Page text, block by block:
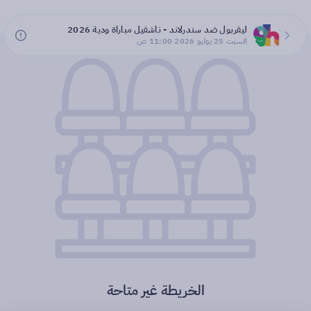
ليفربول ضد سندرلاند - ناشفيل مباراة ودية 2026
السبت 25 يوليو 2026 11:00 ص
الخريطة غير متاحة